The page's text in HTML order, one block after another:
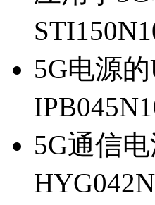
5G电源
5G通信